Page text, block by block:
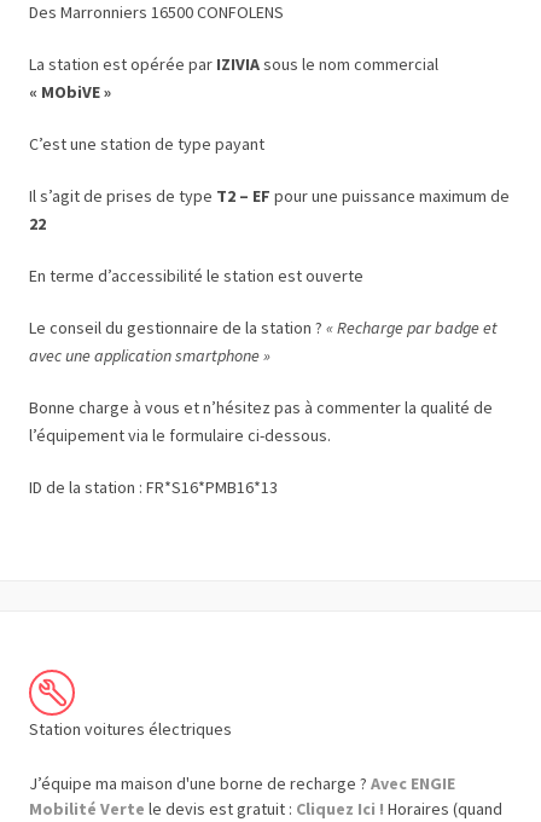
Des Marronniers 16500 CONFOLENS
La station est opérée par IZIVIAsous le nom commercial
« MObiVE »
C’est une station de type payant
Il s’agit de prises de type T2 – EF pour une puissance maximum de
22
En terme d’accessibilité le station est ouverte
Le conseil du gestionnaire de la station ? « Recharge par badge et
avec une application smartphone »
Bonne charge à vous et n’hésitez pas à commenter la qualité de
l’équipement via le formulaire ci-dessous.
ID de la station : FR*S16*PMB16*13
Station voitures électriques
J’équipe ma maison d'une borne de recharge ? Avec ENGIE
Mobilité Verte le devis est gratuit : Cliquez Ici ! Horaires (quand